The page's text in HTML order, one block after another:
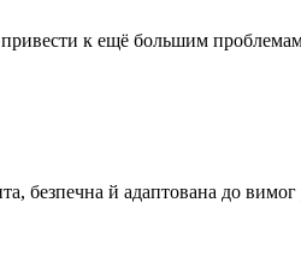
привести к ещё большим
безпечна й адаптована до вимог